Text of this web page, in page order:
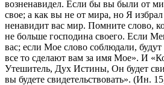
возненавидел. Если бы вы были от
свое; а как вы не от мира, но Я
ненавидит вас мир. Помните слово,
не больше господина своего. Если
вас; если Мое слово соблюдали,
все то сделают вам за имя Мое». И
Утешитель, Дух Истины, Он будет
вы будете свидетельствовать». (Ин.